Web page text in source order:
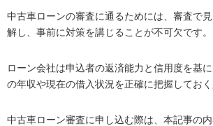
中古車ローンの審査に通るためには、審査で
解し、事前に対策を講じることが不可欠です。
ローン会社は申込者の返済能力と信用度を基
の年収や現在の借入状況を正確に把握しておく
中古車ローン審査に申し込む際は、本記事の